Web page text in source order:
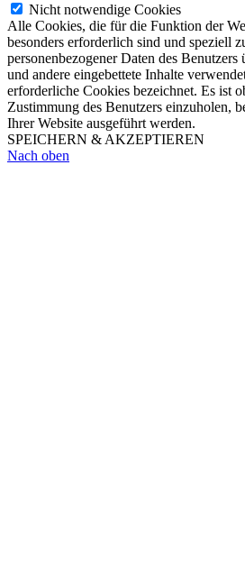
Nicht notwendige Cookies
Alle Cookies, die für die Funktion der
besonders erforderlich sind und speziell
personenbezogener Daten des
und andere eingebettete Inhalte
erforderliche Cookies bezeichnet. Es ist
Zustimmung des Benutzers einzuholen,
Ihrer Website ausgeführt werden.
SPEICHERN & AKZEPTIEREN
Nach oben